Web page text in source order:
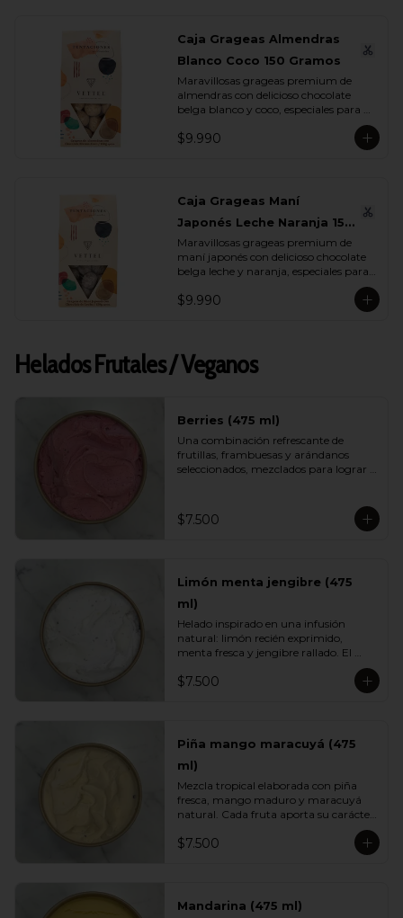
Caja Grageas Almendras
Blanco Coco 150 Gramos
Maravillosas grageas premium de
almendras con delicioso chocolate
belga blanco y coco, especiales para
quieres.
$9.990
Caja Grageas Maní
Japonés Leche Naranja 150
Gramos
Maravillosas grageas premium de
maní japonés con delicioso chocolate
belga leche y naranja, especiales para
quieres.
$9.990
Helados Frutales / Veganos
Berries (475 ml)
Una combinación refrescante de
frutillas, frambuesas y arándanos
seleccionados, mezclados para lograr
textura ligera lo convierten en un
helado fresco, aromático y perfecto
$7.500
Limón menta jengibre (475
ml)
Helado inspirado en una infusión
natural: limón recién exprimido,
menta fresca y jengibre rallado. El
refrescante y ligeramente especiado,
$7.500
Piña mango maracuyá (475
ml)
Mezcla tropical elaborada con piña
fresca, mango maduro y maracuyá
natural. Cada fruta aporta su carácter:
dulzor, jugosidad y acidez vibrante. Un
helado ligero, muy refrescante y lleno
$7.500
Mandarina (475 ml)